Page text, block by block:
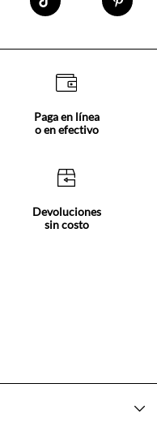
Paga en línea
o en efectivo
Devoluciones
sin costo